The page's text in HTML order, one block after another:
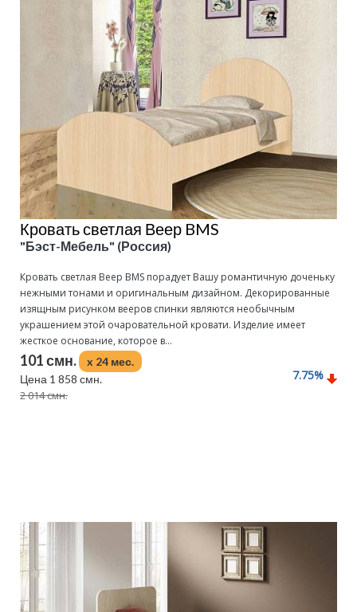
Кровать светлая Веер BMS
"Бэст-Мебель" (Россия)
Кровать светлая Веер BMS порадует Вашу романтичную доченьку
нежными тонами и оригинальным дизайном. Декорированные
изящным рисунком вееров спинки являются необычным
украшением этой очаровательной кровати. Изделие имеет
жесткое основание, которое в...
101 смн.
x 24 мес.
Цена 1 858 смн.
2 014 смн.
7.75%